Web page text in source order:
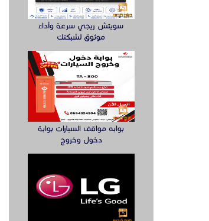
سويتش ريجي سرعة وأداء
موثوق لشبكتك
بوابه مواقف السيارات بوابة
دخول وخروج